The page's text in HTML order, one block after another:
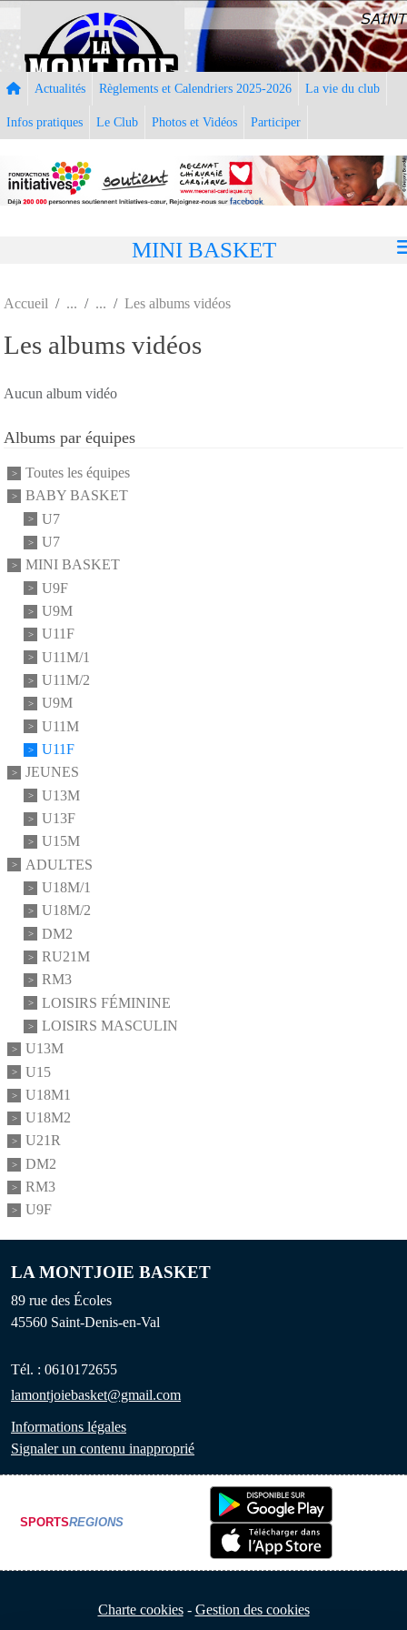
Actualités Règlements et Calendriers 2025-2026 La vie du club
Infos pratiques Le Club Photos et Vidéos Participer
MINI BASKET
Accueil Les albums vidéos
Les albums vidéos
Aucun album vidéo
Albums par équipes
Toutes les équipes
BABY BASKET
U7
U7
MINI BASKET
U9F
U9M
U11F
U11M/1
U11M/2
U9M
U11M
U11F
JEUNES
U13M
U13F
U15M
ADULTES
U18M/1
U18M/2
DM2
RU21M
RM3
LOISIRS FÉMININE
LOISIRS MASCULIN
U13M
U15
U18M1
U18M2
U21R
DM2
RM3
U9F
LA MONTJOIE BASKET
89 rue des Écoles
45560 Saint-Denis-en-Val
Tél. : 0610172655
lamontjoiebasket@gmail.com
Informations légales
Signaler un contenu inapproprié
SPORTSREGIONS
Charte cookies Gestion des cookies
Panneau de gestion des cookies